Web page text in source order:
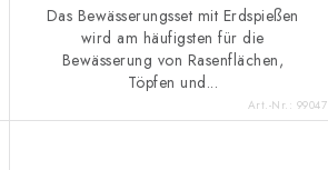
Das Bewässerungsset mit Erdspießen
wird am häufigsten für die
Bewässerung von Rasenflächen,
Töpfen und...
Art.-Nr.: 99047